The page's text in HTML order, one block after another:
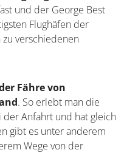
Ort
erreichbar.
und der George Best
Flughäfen der
verschiedenen